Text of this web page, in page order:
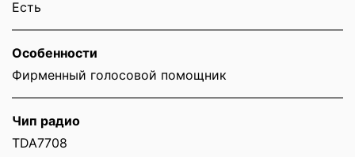
Есть
Особенности
Фирменный голосовой помощник
Чип радио
TDA7708